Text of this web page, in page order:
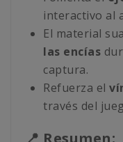
interactivo al
El material
las encías
captura.
Refuerza el
través del